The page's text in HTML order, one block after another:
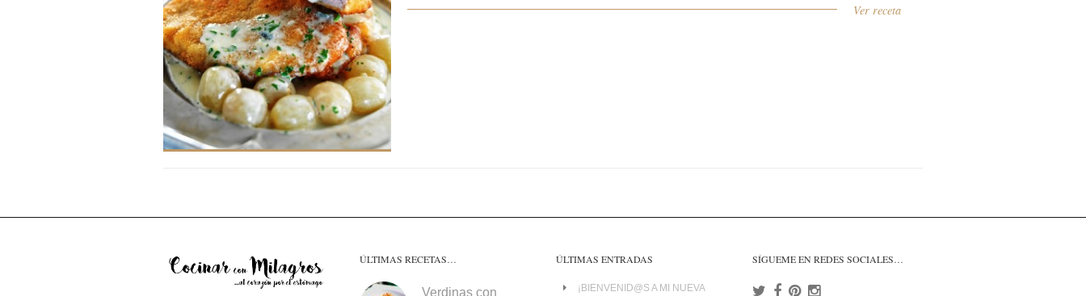
Ver receta
ÚLTIMAS RECETAS…
Verdinas con
ÚLTIMAS ENTRADAS
¡BIENVENID@S A MI NUEVA
SÍGUEME EN REDES SOCIALES…